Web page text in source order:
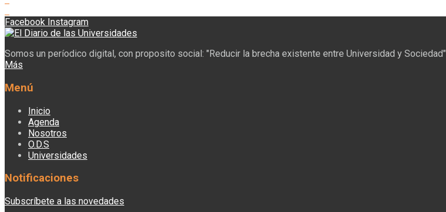
Facebook Instagram
Somos un períodico digital, con proposito social: "Reducir la brecha existente entre Universidad y Sociedad"
Más
Menú
Inicio
Agenda
Nosotros
O.D.S
Universidades
Notificaciones
Subscríbete a las novedades